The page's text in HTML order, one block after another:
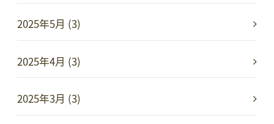
2025年5月 (3)
2025年4月 (3)
2025年3月 (3)